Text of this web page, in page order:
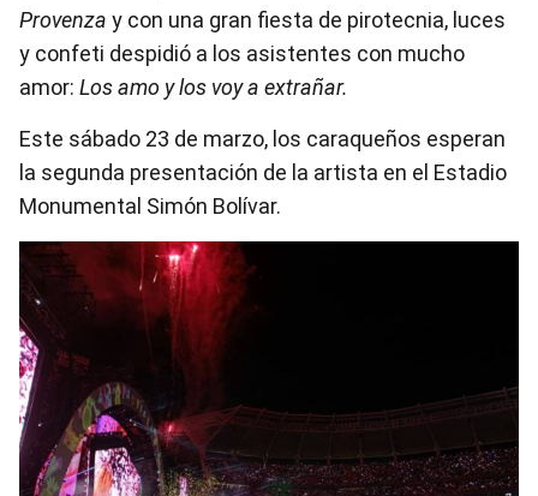
Provenza y con una gran fiesta de pirotecnia, luces
y confeti despidió a los asistentes con mucho
amor: Los amo y los voy a extrañar.
Este sábado 23 de marzo, los caraqueños esperan
la segunda presentación de la artista en el Estadio
Monumental Simón Bolívar.